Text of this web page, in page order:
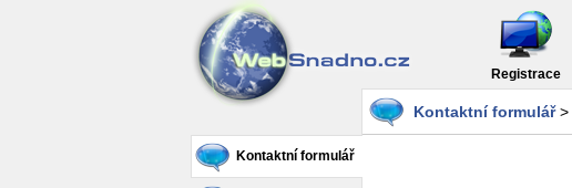
Registrace
Kontaktní formulář
Kontaktní formulář>